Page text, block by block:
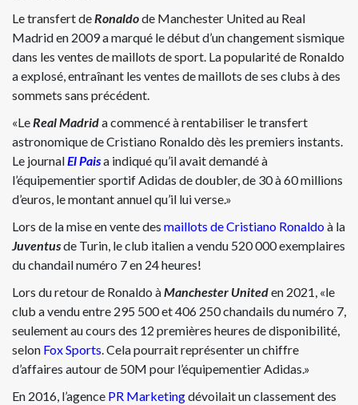
Le transfert deRonaldode Manchester United au Real
Madrid en 2009 a marqué le début d’un changement sismique
dans les ventes de maillots de sport. La popularité de Ronaldo
a explosé, entraînant les ventes de maillots de ses clubs à des
sommets sans précédent.
«LeReal Madrida commencé à rentabiliser le transfert
astronomique de Cristiano Ronaldo dès les premiers instants.
Le journalEl Paisa indiqué qu’il avait demandé à
l’équipementier sportif Adidas de doubler, de 30 à 60 millions
d’euros, le montant annuel qu’il lui verse.»
Lors de la mise en vente des maillots de Cristiano Ronaldoà la
Juventusde Turin, le club italien a vendu 520 000 exemplaires
du chandail numéro 7 en 24 heures!
Lors du retour de Ronaldo àManchester Uniteden 2021, «le
club a vendu entre 295 500 et 406 250 chandails du numéro 7,
seulement au cours des 12 premières heures de disponibilité,
selon Fox Sports. Cela pourrait représenter un chiffre
d’affaires autour de 50M pour l’équipementier Adidas.»
En 2016, l’agence PR Marketingdévoilait un classement des